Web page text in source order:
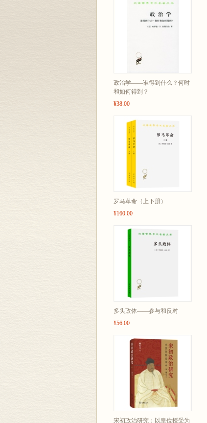
政治学——谁得到什么？何时
和如何得到？
¥38.00
罗马革命（上下册）
¥160.00
多头政体——参与和反对
¥56.00
宋初政治研究：以皇位授受为